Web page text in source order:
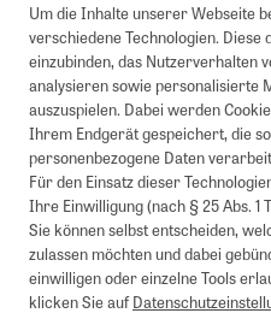
Um die Inhalte unserer Webseite
verschiedene Technologien. Diese
einzubinden, das Nutzerverhalten
analysieren sowie personalisierte
auszuspielen. Dabei werden
Ihrem Endgerät gespeichert, die
personenbezogene Daten
Für den Einsatz dieser
Ihre Einwilligung (nach § 25 Abs. 1
Sie können selbst entscheiden,
zulassen möchten und dabei
einwilligen oder einzelne Tools
klicken Sie auf